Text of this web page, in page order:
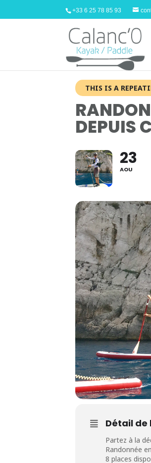
+33 6 25 78 85 93
THIS IS A
DEPUIS
23
AOU
Détail de
Partez à la
Randonnée
8 places